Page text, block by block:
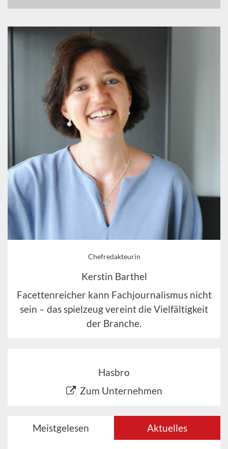
Chefredakteurin
Kerstin Barthel
Facettenreicher kann Fachjournalismus nicht
sein – das spielzeug vereint die Vielfältigkeit
der Branche.
Hasbro
Zum Unternehmen
Meistgelesen Aktuelles